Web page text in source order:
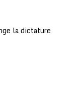
la dictature